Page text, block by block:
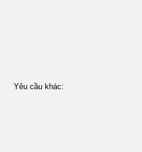
Yêu cầu khác: